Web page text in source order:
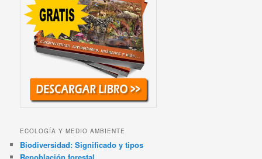
ECOLOGÍA Y MEDIO AMBIENTE
Biodiversidad: Significado y tipos